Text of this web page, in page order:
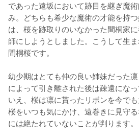
であった遠坂において跡目を継ぎ魔
み。どちらも希少な魔術の才能を持
は、桜を跡取りのいなかった間桐家
師にしようとしました。こうして生
間桐桜です。
幼少期はとても仲の良い姉妹だった
によって引き離された後は疎遠にな
いえ、桜は凛に貰ったリボンを今で
桜をいつも気にかけ、遠巻きに見守
には絶たれていないことが判ります。